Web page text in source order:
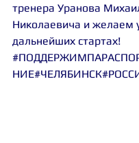
тренера Уранова
Николаевича и желаем
дальнейших стартах!
НИЕ#ЧЕЛЯБИНСК